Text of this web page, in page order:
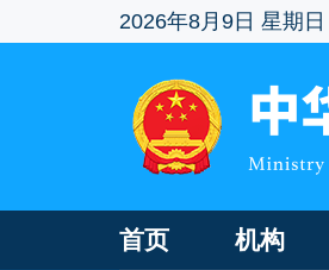
2026年8月9日 星期日
首页 机构